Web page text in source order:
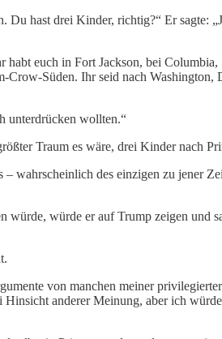
Du hast drei Kinder, richtig?“ Er sagte:
euch in Fort Jackson, bei
Crow-Süden. Ihr seid nach Washington,
unterdrücken wollten.“
Traum es wäre, drei Kinder nach
– wahrscheinlich des einzigen zu jener
würde, würde er auf Trump zeigen und
von manchen meiner
anderer Meinung, aber ich